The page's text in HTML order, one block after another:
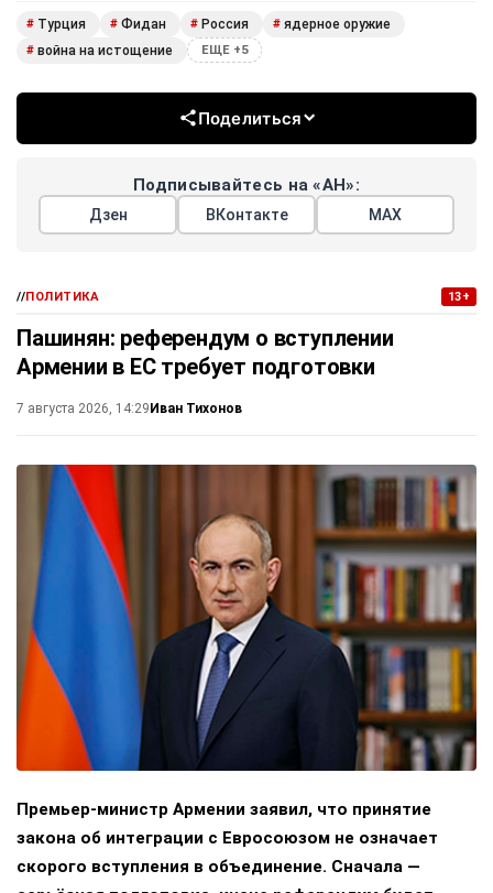
# Турция # Фидан # Россия # ядерное оружие
# война на истощение ЕЩЕ +5
Поделиться
Подписывайтесь на «АН»:
Дзен ВКонтакте МАХ
//ПОЛИТИКА 13+
Пашинян: референдум о вступлении
Армении в ЕС требует подготовки
7 августа 2026, 14:29Иван Тихонов
Премьер-министр Армении заявил, что принятие
закона об интеграции с Евросоюзом не означает
скорого вступления в объединение. Сначала —